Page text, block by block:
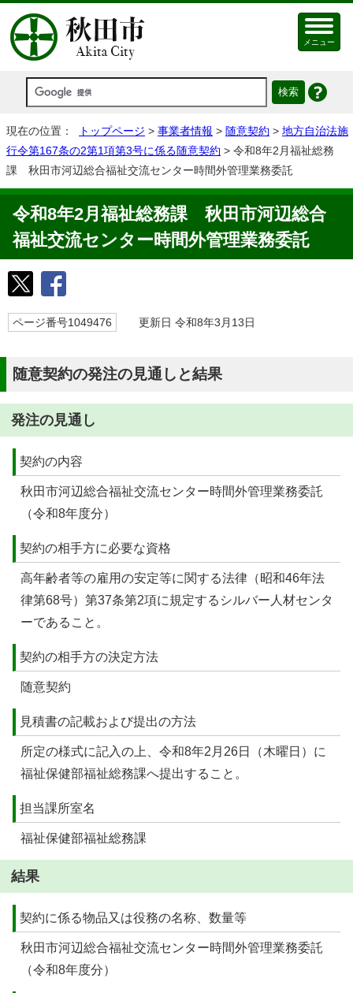
メニュー
現在の位置： トップページ > 事業者情報 > 随意契約 > 地方自治法施
行令第167条の2第1項第3号に係る随意契約 > 令和8年2月福祉総務
課 秋田市河辺総合福祉交流センター時間外管理業務委託
令和8年2月福祉総務課 秋田市河辺総合
福祉交流センター時間外管理業務委託
ページ番号1049476 更新日 令和8年3月13日
随意契約の発注の見通しと結果
発注の見通し
契約の内容
秋田市河辺総合福祉交流センター時間外管理業務委託
（令和8年度分）
契約の相手方に必要な資格
高年齢者等の雇用の安定等に関する法律（昭和46年法
律第68号）第37条第2項に規定するシルバー人材センタ
ーであること。
契約の相手方の決定方法
随意契約
見積書の記載および提出の方法
所定の様式に記入の上、令和8年2月26日（木曜日）に
福祉保健部福祉総務課へ提出すること。
担当課所室名
福祉保健部福祉総務課
結果
契約に係る物品又は役務の名称、数量等
秋田市河辺総合福祉交流センター時間外管理業務委託
（令和8年度分）